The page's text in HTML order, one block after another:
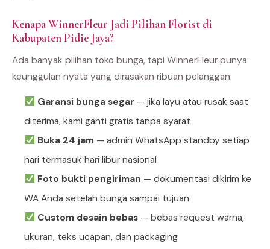
Kenapa WinnerFleur Jadi Pilihan Florist di
Kabupaten Pidie Jaya?
Ada banyak pilihan toko bunga, tapi WinnerFleur punya
keunggulan nyata yang dirasakan ribuan pelanggan:
Garansi bunga segar — jika layu atau rusak saat
diterima, kami ganti gratis tanpa syarat
Buka 24 jam— admin WhatsApp standby setiap
hari termasuk hari libur nasional
Foto bukti pengiriman — dokumentasi dikirim ke
WA Anda setelah bunga sampai tujuan
Custom desain bebas— bebas request warna,
ukuran, teks ucapan, dan packaging